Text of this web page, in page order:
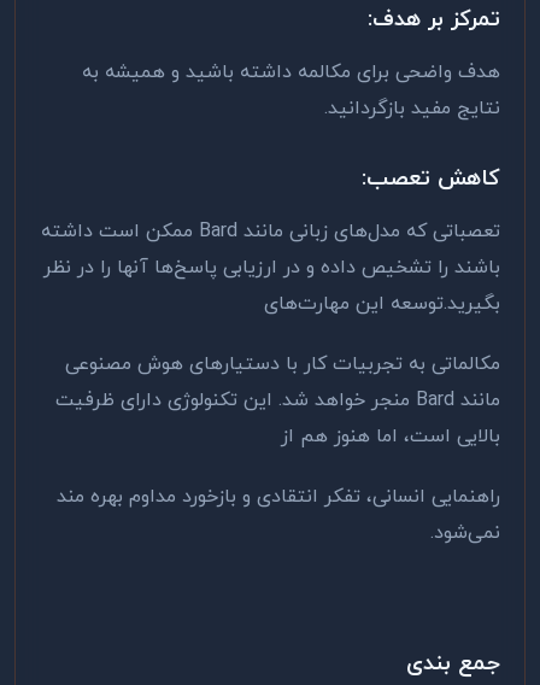
تمرکز بر هدف:
هدف واضحی برای مکالمه داشته باشید و همیشه به
نتایج مفید بازگردانید.
کاهش تعصب:
تعصباتی که مدل‌های زبانی مانند Bard ممکن است داشته
باشند را تشخیص داده و در ارزیابی پاسخ‌ها آنها را در نظر
بگیرید.توسعه این مهارت‌های
مکالماتی به تجربیات کار با دستیارهای هوش مصنوعی
مانند Bard منجر خواهد شد. این تکنولوژی دارای ظرفیت
بالایی است، اما هنوز هم از
راهنمایی انسانی، تفکر انتقادی و بازخورد مداوم بهره مند
نمی‌شود.
جمع بندی